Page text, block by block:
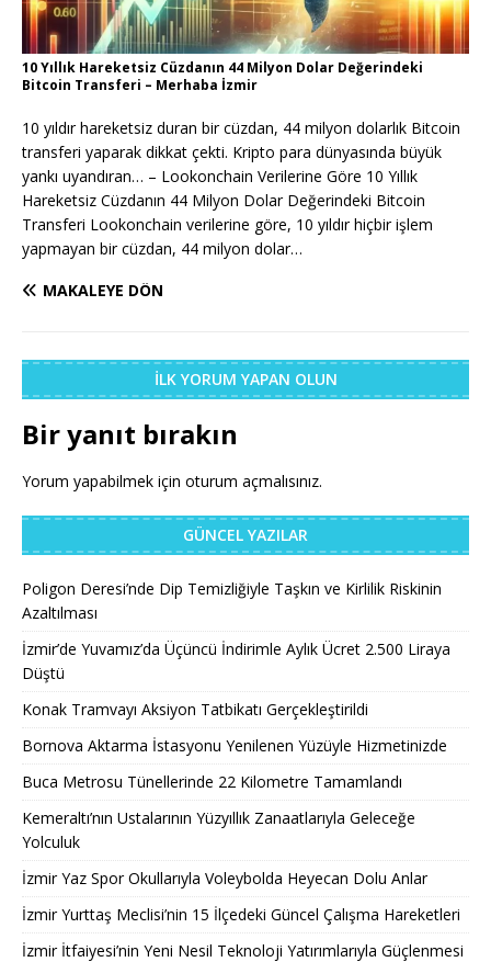
10 Yıllık Hareketsiz Cüzdanın 44 Milyon Dolar Değerindeki
Bitcoin Transferi – Merhaba İzmir
10 yıldır hareketsiz duran bir cüzdan, 44 milyon dolarlık Bitcoin
transferi yaparak dikkat çekti. Kripto para dünyasında büyük
yankı uyandıran… – Lookonchain Verilerine Göre 10 Yıllık
Hareketsiz Cüzdanın 44 Milyon Dolar Değerindeki Bitcoin
Transferi Lookonchain verilerine göre, 10 yıldır hiçbir işlem
yapmayan bir cüzdan, 44 milyon dolar…
MAKALEYE DÖN
İLK YORUM YAPAN OLUN
Bir yanıt bırakın
Yorum yapabilmek için oturum açmalısınız.
GÜNCEL YAZILAR
Poligon Deresi’nde Dip Temizliğiyle Taşkın ve Kirlilik Riskinin
Azaltılması
İzmir’de Yuvamız’da Üçüncü İndirimle Aylık Ücret 2.500 Liraya
Düştü
Konak Tramvayı Aksiyon Tatbikatı Gerçekleştirildi
Bornova Aktarma İstasyonu Yenilenen Yüzüyle Hizmetinizde
Buca Metrosu Tünellerinde 22 Kilometre Tamamlandı
Kemeraltı’nın Ustalarının Yüzyıllık Zanaatlarıyla Geleceğe
Yolculuk
İzmir Yaz Spor Okullarıyla Voleybolda Heyecan Dolu Anlar
İzmir Yurttaş Meclisi’nin 15 İlçedeki Güncel Çalışma Hareketleri
İzmir İtfaiyesi’nin Yeni Nesil Teknoloji Yatırımlarıyla Güçlenmesi